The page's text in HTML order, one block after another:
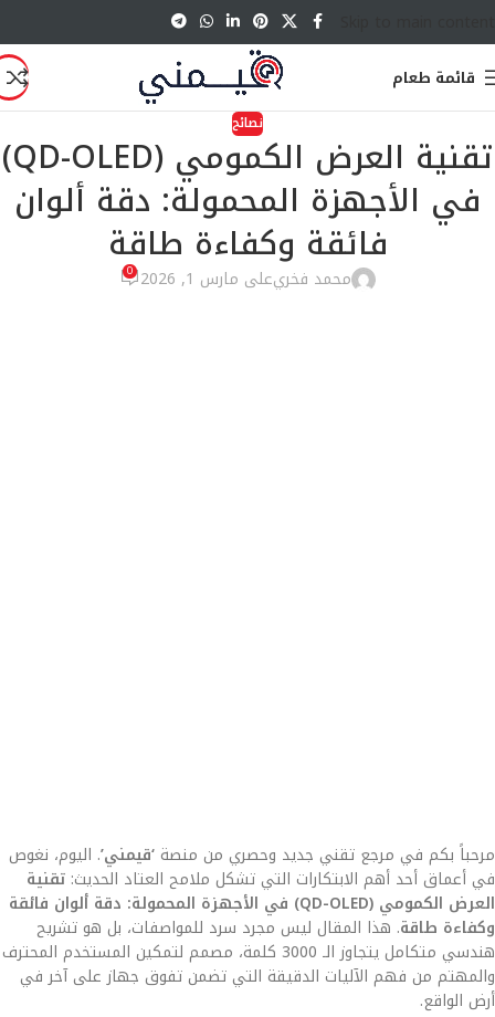
قائمة طعام
نصائح
تقنية العرض الكمومي (QD-OLED)
في الأجهزة المحمولة: دقة ألوان
فائقة وكفاءة طاقة
محمد فخريعلى مارس 1, 2026 0
مرحباً بكم في مرجع تقني جديد وحصري من منصة ‘قيمني’. اليوم، نغوص
في أعماق أحد أهم الابتكارات التي تشكل ملامح العتاد الحديث: تقنية
العرض الكمومي (QD-OLED) في الأجهزة المحمولة: دقة ألوان فائقة
وكفاءة طاقة. هذا المقال ليس مجرد سرد للمواصفات، بل هو تشريح
هندسي متكامل يتجاوز الـ 3000 كلمة، مصمم لتمكين المستخدم المحترف
والمهتم من فهم الآليات الدقيقة التي تضمن تفوق جهاز على آخر في
أرض الواقع.